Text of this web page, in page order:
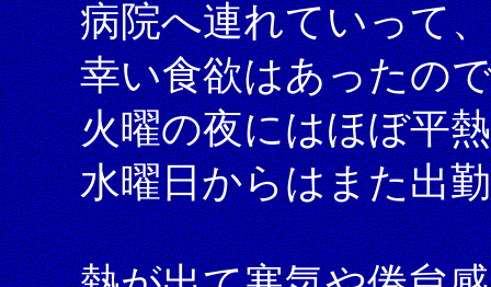
病院へ連れていって
幸い食欲はあったの
火曜の夜にはほぼ平
水曜日からはまた出